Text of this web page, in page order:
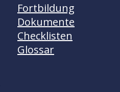
Fortbildung
Dokumente
Checklisten
Glossar